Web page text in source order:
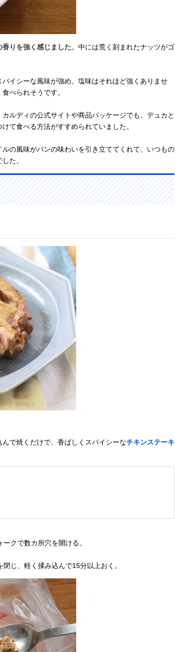
りを強く感じました。中には荒く刻まれたナッツがゴ
イシーな風味が強め。塩味はそれほど強くありませ
べられそうです。
ルディの公式サイトや商品パッケージでも、デュカと
て食べる方法がすすめられていました。
の風味がパンの味わいを引き立ててくれて、いつもの
た。
で焼くだけで、香ばしくスパイシーなチキンステーキ
クで数カ所穴を開ける。
じ、軽く揉み込んで15分以上おく。